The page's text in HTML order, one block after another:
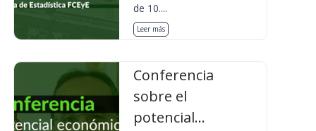
de 10....
Leer más
Conferencia
sobre el
potencial...